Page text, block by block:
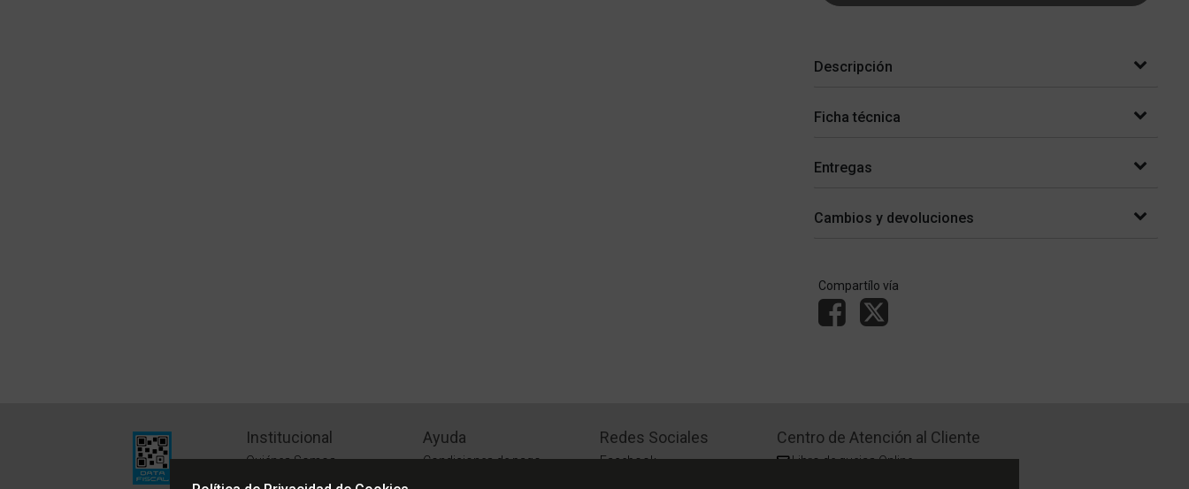
Descripción
Ficha técnica
Entregas
Cambios y devoluciones
Compartílo vía
Institucional
Quiénes Somos
Ayuda
Condiciones de pago
Redes Sociales
Facebook
Centro de Atención al Cliente
Libro de quejas Online